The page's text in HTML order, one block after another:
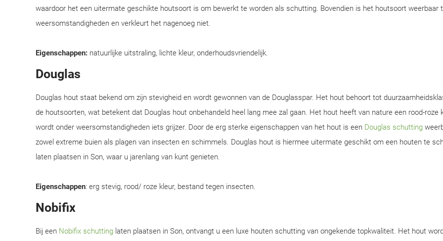
waardoor het een uitermate geschikte houtsoort is om bewerkt te worden als schutting. Bovendien is het houtsoort weerbaar
weersomstandigheden en verkleurt het nagenoeg niet.
Eigenschappen: natuurlijke uitstraling, lichte kleur, onderhoudsvriendelijk.
Douglas
Douglas hout staat bekend om zijn stevigheid en wordt gewonnen van de Douglasspar. Het hout behoort tot
de houtsoorten, wat betekent dat Douglas hout onbehandeld heel lang mee zal gaan. Het hout heeft van nature een rood-roze
wordt onder weersomstandigheden iets grijzer. Door de erg sterke eigenschappen van het hout is een Douglas schutting
zowel extreme buien als plagen van insecten en schimmels. Douglas hout is hiermee uitermate geschikt om een houten te
laten plaatsen in Son, waar u jarenlang van kunt genieten.
Eigenschappen: erg stevig, rood/ roze kleur, bestand tegen insecten.
Nobifix
Bij een Nobifix schutting laten plaatsen in Son, ontvangt u een luxe houten schutting van ongekende topkwaliteit. Het hout